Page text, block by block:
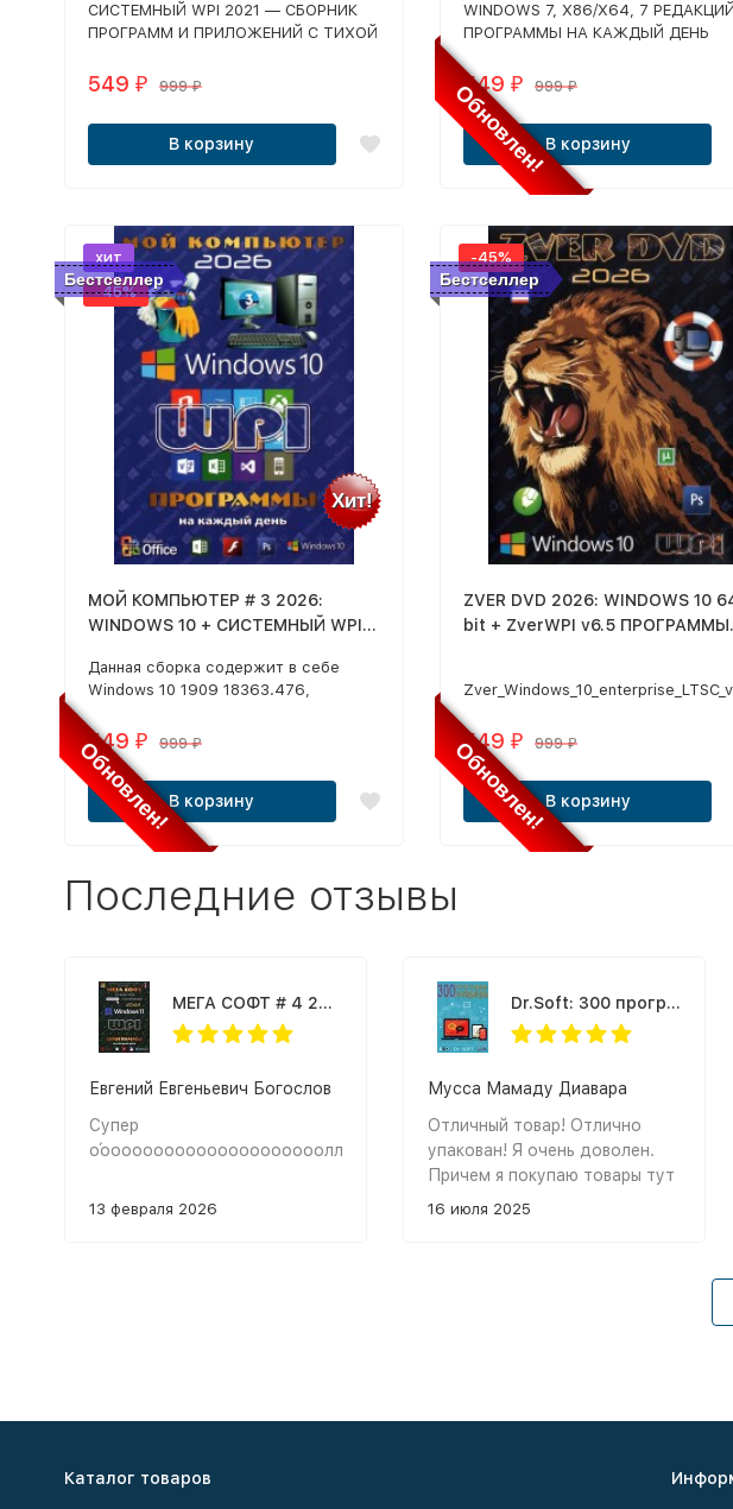
СИСТЕМНЫЙ WPI 2021 — СБОРНИК
ПРОГРАММ И ПРИЛОЖЕНИЙ С ТИХОЙ
549 ₽ 999₽
В корзину Обновлен!
ПРОГРАММЫ НА КАЖДЫЙ
WINDOWS 7, X86/X64, 7
ПРОГРАММЫ НА КАЖДЫЙ ДЕНЬ
549₽ 999₽
В корзину
Обновлен!
Бестселлер
Хит!
хит
-45%
МОЙ КОМПЬЮТЕР # 3 2026:
WINDOWS 10 + СИСТЕМНЫЙ WPI :
РЕДАКЦИЙ, ПРОГРАММЫ НА
КАЖДЫЙ ДЕНЬ
Данная сборка содержит в себе
Windows 10 1909 18363.476,
английских редакций х86/х64,
основанный на оригинальных
образах, с интегрированными
обновлениями по 2020 год​
549 ₽ 999₽
В корзину Обновлен!
Бестселлер
-45%
ZVER DVD 2026: WINDOWS 10
bit + ZverWPI v6.5 ПРОГРАММЫ
MSDN
549₽ 999₽
В корзину
Последние отзывы
МЕГА СОФТ # 4 2023: WINDOWS 11 + СИСТЕМНЫЙ WPI : WINDOWS 11-X64, 2 РЕДАКЦИИ, ПРОГРАММЫ НА КАЖДЫЙ ДЕНЬ
Евгений Евгеньевич Богослов
Супер
13 февраля 2026
Dr.Soft: 300 программ на каждый день
Мусса Мамаду Диавара
Отличный товар! Отлично
упакован! Я очень доволен.
Причем я покупаю товары тут
уже много лет и все удачно.
16 июля 2025
Каталог товаров